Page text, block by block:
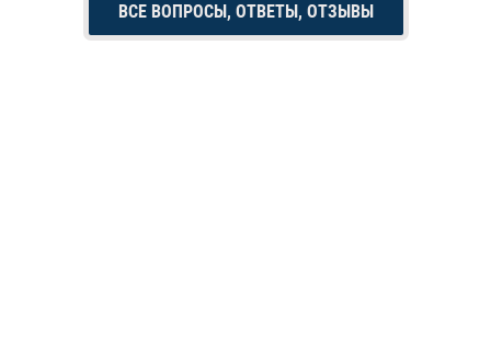
ВСЕ ВОПРОСЫ, ОТВЕТЫ, ОТЗЫВЫ